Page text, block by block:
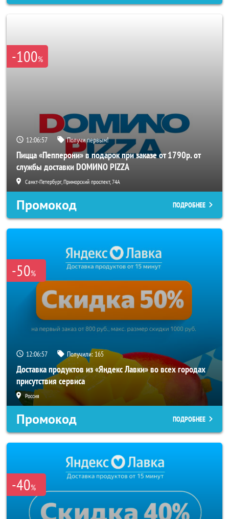
-100%
12:06:56 Получи первым!
Пицца «Пепперони» в подарок при заказе от 1790р. от
службы доставки DOMИNO PIZZA
Санкт-Петербург, Приморский проспект, 74А
Промокод ПОДРОБНЕЕ
-50%
12:06:56 Получили: 165
Доставка продуктов из «Яндекс Лавки» во всех городах
присутствия сервиса
Россия
Промокод ПОДРОБНЕЕ
-40%